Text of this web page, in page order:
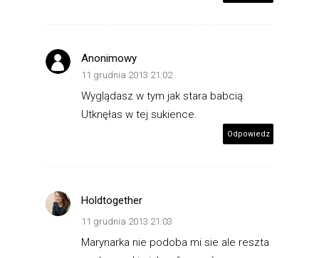
Anonimowy
11 grudnia 2013 21:02
Wyglądasz w tym jak stara babcią.
Utknęłas w tej sukience.
Odpowiedz
Holdtogether
11 grudnia 2013 21:03
Marynarka nie podoba mi sie ale reszta